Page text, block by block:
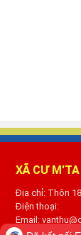
XÃ CƯ M'TA
Địa chỉ: Thôn
Điện thoại:
Email: